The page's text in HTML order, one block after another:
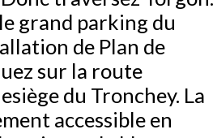
grand parking du
de Plan de
sur la route
du Tronchey. La
accessible en